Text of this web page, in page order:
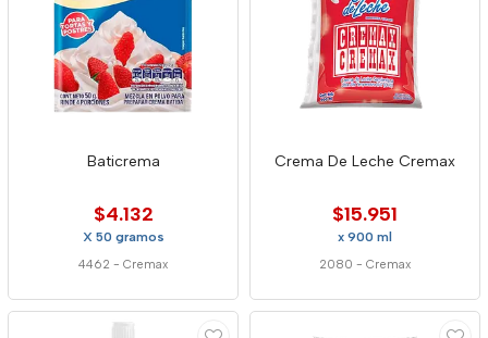
Baticrema
$4.132
X 50 gramos
4462 - Cremax
Crema De Leche Cremax
$15.951
x 900 ml
2080 - Cremax